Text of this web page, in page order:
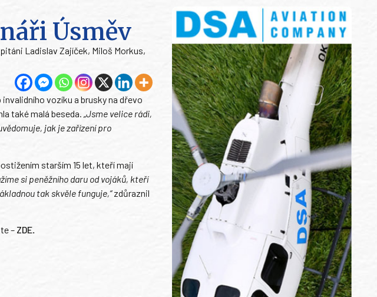
Úsměv
Ladislav Zajíček, Miloš Morkus,
vozíku a brusky na dřevo
také malá beseda. „Jsme velice rádi,
jak je zařízení pro
starším 15 let, kteří mají
si peněžního daru od vojáků, kteří
tak skvěle funguje,“zdůraznil
– ZDE.